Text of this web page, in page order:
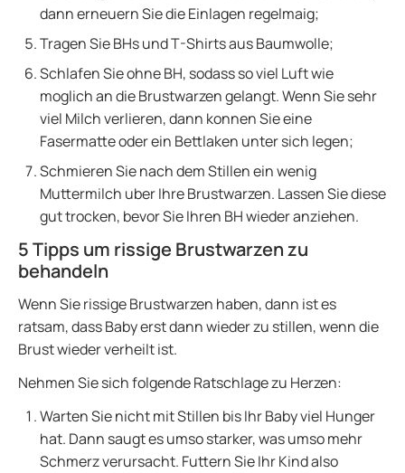
dann erneuern Sie die Einlagen regelmaig;
Tragen Sie BHs und T-Shirts aus Baumwolle;
Schlafen Sie ohne BH, sodass so viel Luft wie
moglich an die Brustwarzen gelangt. Wenn Sie sehr
viel Milch verlieren, dann konnen Sie eine
Fasermatte oder ein Bettlaken unter sich legen;
Schmieren Sie nach dem Stillen ein wenig
Muttermilch uber Ihre Brustwarzen. Lassen Sie diese
gut trocken, bevor Sie Ihren BH wieder anziehen.
5 Tipps um rissige Brustwarzen zu
behandeln
Wenn Sie rissige Brustwarzen haben, dann ist es
ratsam, dass Baby erst dann wieder zu stillen, wenn die
Brust wieder verheilt ist.
Nehmen Sie sich folgende Ratschlage zu Herzen:
Warten Sie nicht mit Stillen bis Ihr Baby viel Hunger
hat. Dann saugt es umso starker, was umso mehr
Schmerz verursacht. Futtern Sie Ihr Kind also